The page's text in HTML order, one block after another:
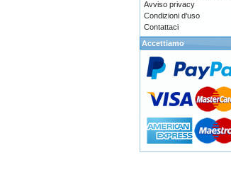
Avviso privacy
Condizioni d'uso
Contattaci
Accettiamo